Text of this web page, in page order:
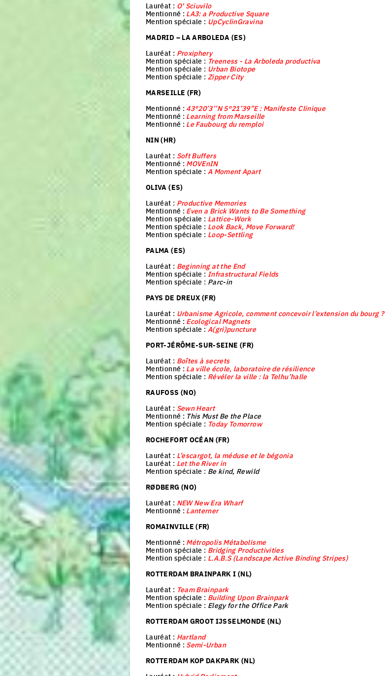
Lauréat : O' Sciuvilo
Mentionné : LA3: a Productive Square
Mention spéciale : UpCyclinGravina
MADRID – LA ARBOLEDA (ES)
Lauréat : Proxiphery
Mention spéciale : Treeness - La Arboleda productiva
Mention spéciale : Urban Biotope
Mention spéciale : Zipper City
MARSEILLE (FR)
Mentionné : 43°20’3’’N 5°21’39”E : Manifeste Clinique
Mentionné : Learning from Marseille
Mentionné : Le Faubourg du remploi
NIN (HR)
Lauréat : Soft Buffers
Mentionné : MOVEnIN
Mention spéciale : A Moment Apart
OLIVA (ES)
Lauréat : Productive Memories
Mentionné : Even a Brick Wants to Be Something
Mention spéciale : Lattice-Work
Mention spéciale : Look Back, Move Forward!
Mention spéciale : Loop-Settling
PALMA (ES)
Lauréat : Beginning at the End
Mention spéciale : Infrastructural Fields
Mention spéciale : Parc-in
PAYS DE DREUX (FR)
Lauréat : Urbanisme Agricole, comment concevoir l’extension du bourg ?
Mentionné : Ecological Magnets
Mention spéciale : A(gri)puncture
PORT-JÉRÔME-SUR-SEINE (FR)
Lauréat : Boîtes à secrets
Mentionné : La ville école, laboratoire de résilience
Mention spéciale : Révéler la ville : la Telhu’halle
RAUFOSS (NO)
Lauréat : Sewn Heart
Mentionné : This Must Be the Place
Mention spéciale : Today Tomorrow
ROCHEFORT OCÉAN (FR)
Lauréat : L’escargot, la méduse et le bégonia
Lauréat : Let the River in
Mention spéciale : Be kind, Rewild
RØDBERG (NO)
Lauréat : NEW New Era Wharf
Mentionné : Lanterner
ROMAINVILLE (FR)
Mentionné : Métropolis Métabolisme
Mention spéciale : Bridging Productivities
Mention spéciale : L.A.B.S (Landscape Active Binding Stripes)
ROTTERDAM BRAINPARK I (NL)
Lauréat : Team Brainpark
Mention spéciale : Building Upon Brainpark
Mention spéciale : Elegy for the Office Park
ROTTERDAM GROOT IJSSELMONDE (NL)
Lauréat : Hartland
Mentionné : Semi-Urban
ROTTERDAM KOP DAKPARK (NL)